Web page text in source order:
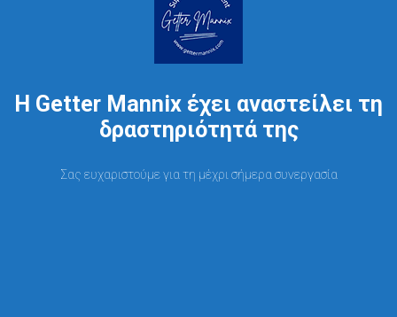
Η Getter Mannix έχει αναστείλει τη
δραστηριότητά της
Σας ευχαριστούμε για τη μέχρι σήμερα συνεργασία